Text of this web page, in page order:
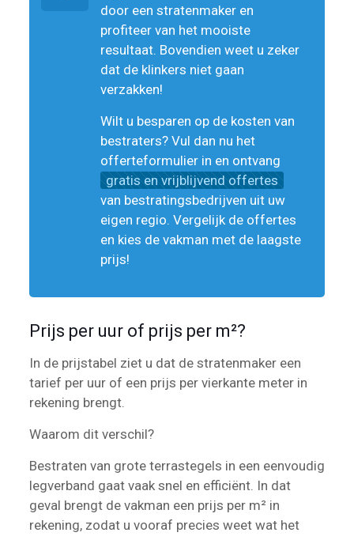
door een stratenmaker en
profiteer van het mooiste
resultaat. Bovendien weet u zeker
dat de klinkers niet gaan
verzakken!
Wilt u besparen op de kosten van
bestraters? Vul dan nu het
offerteformulier in en ontvang
gratis en vrijblijvend offertes
van bestratingsbedrijven uit uw
eigen regio. Vergelijk de offertes
en kies de vakman met de laagste
prijs!
Prijs per uur of prijs per m²?
In de prijstabel ziet u dat de stratenmaker een
tarief per uur of een prijs per vierkante meter in
rekening brengt.
Waarom dit verschil?
Bestraten van grote terrastegels in een eenvoudig
legverband gaat vaak snel en efficiënt. In dat
geval brengt de vakman een prijs per m² in
rekening, zodat u vooraf precies weet wat het